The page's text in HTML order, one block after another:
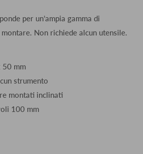
per un’ampia gamma di
Non richiede alcun utensile.
50 mm
strumento
montati inclinati
100 mm